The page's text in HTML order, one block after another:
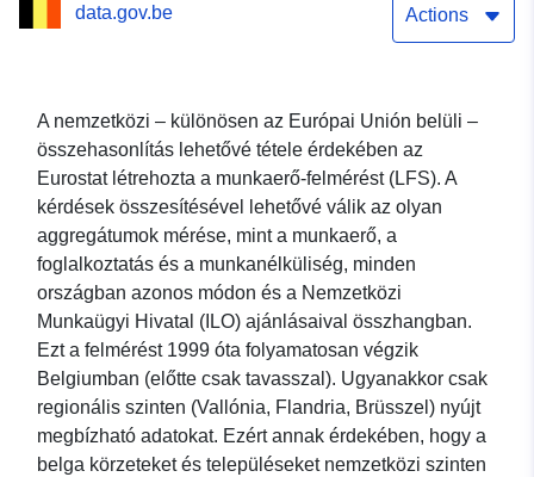
data.gov.be Actions
A nemzetközi – különösen az Európai Unión belüli –
összehasonlítás lehetővé tétele érdekében az
Eurostat létrehozta a munkaerő-felmérést (LFS). A
kérdések összesítésével lehetővé válik az olyan
aggregátumok mérése, mint a munkaerő, a
foglalkoztatás és a munkanélküliség, minden
országban azonos módon és a Nemzetközi
Munkaügyi Hivatal (ILO) ajánlásaival összhangban.
Ezt a felmérést 1999 óta folyamatosan végzik
Belgiumban (előtte csak tavasszal). Ugyanakkor csak
regionális szinten (Vallónia, Flandria, Brüsszel) nyújt
megbízható adatokat. Ezért annak érdekében, hogy a
belga körzeteket és településeket nemzetközi szinten